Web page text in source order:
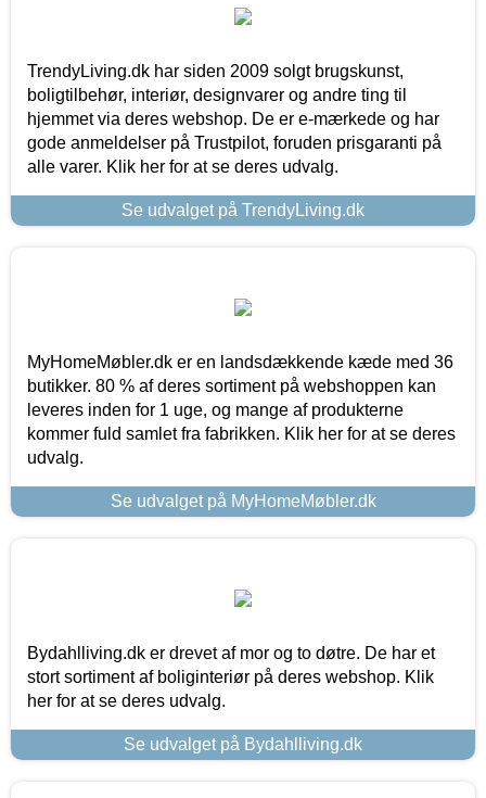
TrendyLiving.dk har siden 2009 solgt brugskunst,
boligtilbehør, interiør, designvarer og andre ting til
hjemmet via deres webshop. De er e-mærkede og har
gode anmeldelser på Trustpilot, foruden prisgaranti på
alle varer. Klik her for at se deres udvalg.
Se udvalget på TrendyLiving.dk
MyHomeMøbler.dk er en landsdækkende kæde med 36
butikker. 80 % af deres sortiment på webshoppen kan
leveres inden for 1 uge, og mange af produkterne
kommer fuld samlet fra fabrikken. Klik her for at se deres
udvalg.
Se udvalget på MyHomeMøbler.dk
Bydahlliving.dk er drevet af mor og to døtre. De har et
stort sortiment af boliginteriør på deres webshop. Klik
her for at se deres udvalg.
Se udvalget på Bydahlliving.dk